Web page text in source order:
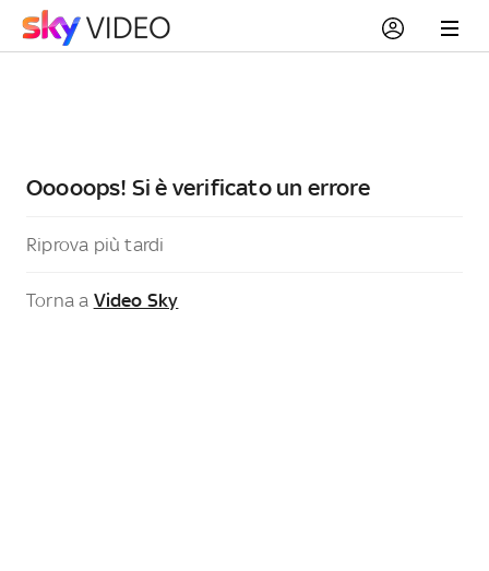
Ooooops! Si è verificato un errore
Riprova più tardi
Torna a Video Sky